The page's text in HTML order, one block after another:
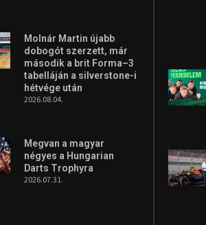
Molnár Martin újabb
dobogót szerzett, már
második a brit Forma–3
tabelláján a silverstone-i
hétvége után
2026.08.04.
Megvan a magyar
négyes a Hungarian
Darts Trophyra
2026.07.31.